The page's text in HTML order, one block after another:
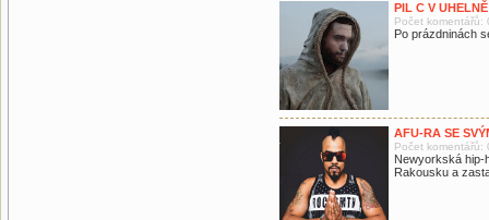
PIL C V
Počet komentářů:
Po prázdninách
AFU-RA SE
Počet komentářů:
Newyorkská hip-
Rakousku a